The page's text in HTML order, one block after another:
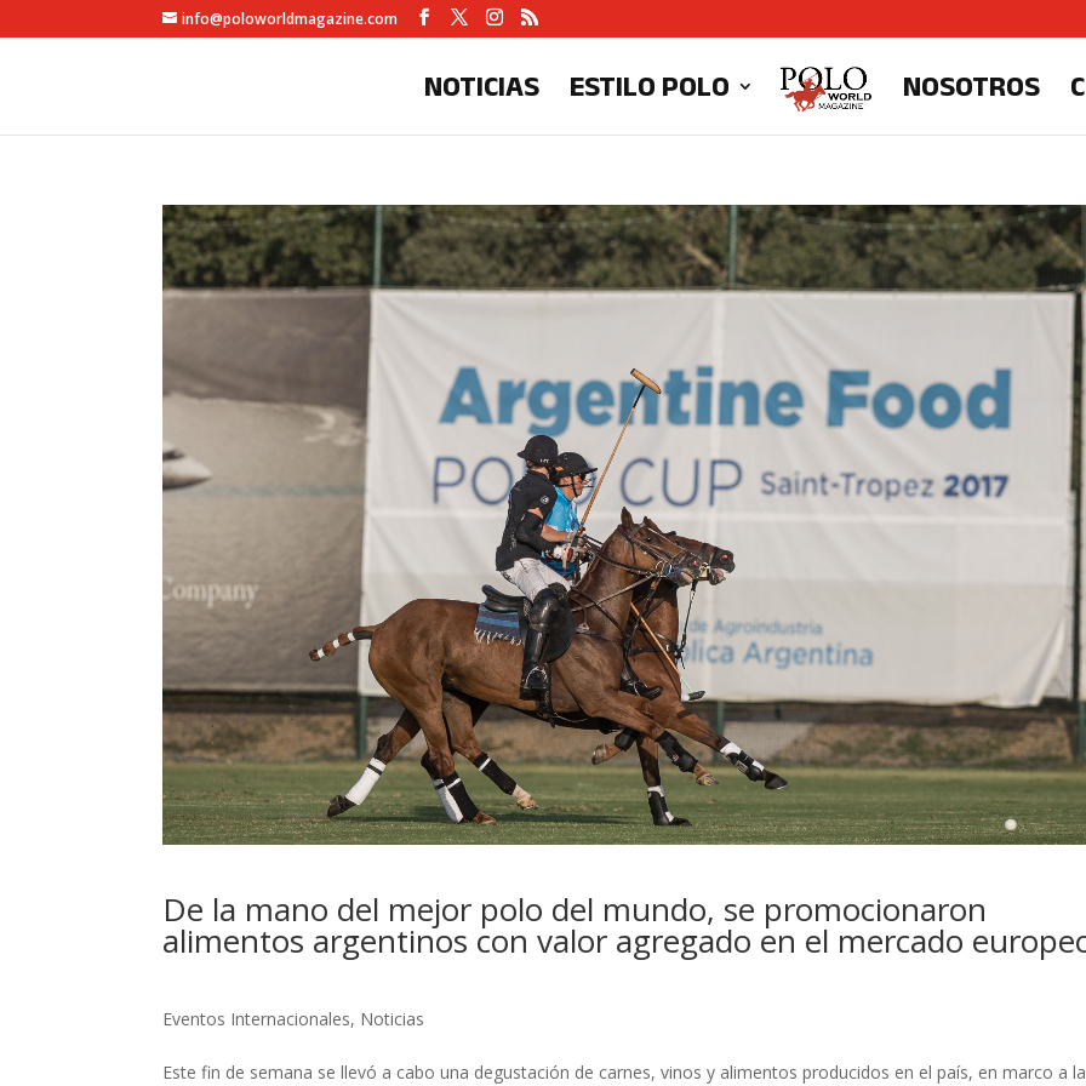
info@poloworldmagazine.com
NOTICIAS ESTILO POLO NOSOTROS
De la mano del mejor polo del mundo, se promocionaron
alimentos argentinos con valor agregado en el mercado
Eventos Internacionales, Noticias
Este fin de semana se llevó a cabo una degustación de carnes, vinos y alimentos producidos en el país, en marco a la